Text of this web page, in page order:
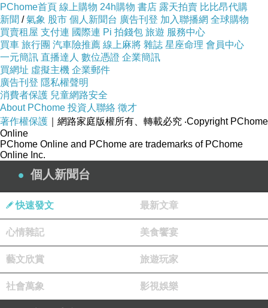
全尺碼深V貼身包臀宴會洋裝禮服-Mesa
商品為洋裝一件.不含其他商
PChome首頁 線上購物 24h購物 書店 露天拍賣 比比昂代購
新聞 /氣象 股市 個人新聞台 廣告刊登 加入聯播網 全球購物
買賣租屋 支付連 國際連 Pi 拍錢包 旅遊 服務中心
買車 旅行團 汽車險推薦 線上麻將 雜誌 星座命理 會員中心
一元簡訊 直播達人 數位憑證 企業簡訊
買網址 虛擬主機 企業郵件
廣告刊登 隱私權聲明
消費者保護 兒童網路安全
About PChome 投資人聯絡 徵才
著作權保護 ｜網路家庭版權所有、轉載必究 ‧Copyright PChome
Online
PChome Online and PChome are trademarks of PChome
Online Inc.
個人新聞台
快速發文 最新文章
心情雜記 美食饗宴
藝文欣賞 旅遊玩家
社會萬象 影視娛樂